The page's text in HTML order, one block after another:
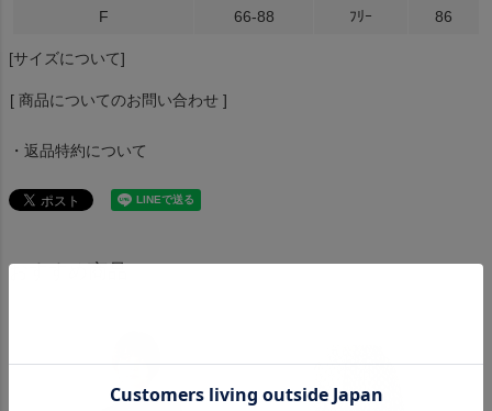
F 66-88 ﾌﾘｰ 86
[サイズについて]
[ 商品についてのお問い合わせ ]
・返品特約について
おすすめ商品